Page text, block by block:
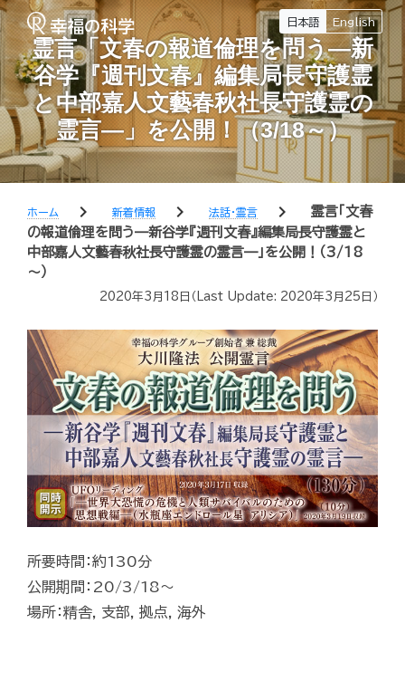
日本語 English
霊言「文春の報道倫理を問う—新
谷学『週刊文春』編集局長守護霊
と中部嘉人文藝春秋社長守護霊の
霊言—」を公開！（3/18～）
ホーム chevron_right 新着情報 chevron_right 法話・霊言 chevron_right
霊言「文春
の報道倫理を問う—新谷学『週刊文春』編集局長守護霊と
中部嘉人文藝春秋社長守護霊の霊言—」を公開！（3/18
～）
2020年3月18日 （Last Update: 2020年3月25日 ）
所要時間：約130分
公開期間：20/3/18～
場所：精舎, 支部, 拠点, 海外